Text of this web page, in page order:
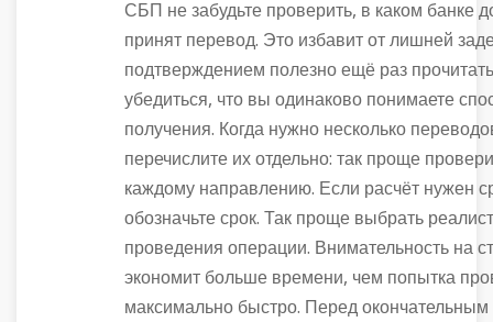
СБП не забудьте проверить, в каком банке
принят перевод. Это избавит от лишней
подтверждением полезно ещё раз
убедиться, что вы одинаково понимаете
получения. Когда нужно несколько
перечислите их отдельно: так проще
каждому направлению. Если расчёт нужен
обозначьте срок. Так проще выбрать
проведения операции. Внимательность на
экономит больше времени, чем попытка
максимально быстро. Перед